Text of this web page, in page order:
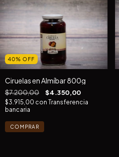
40% OFF
Ciruelas en Almíbar 800g
$7.200,00 $4.350,00
$3.915,00 con Transferencia
bancaria